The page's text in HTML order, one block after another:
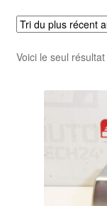
Voici le seul résultat